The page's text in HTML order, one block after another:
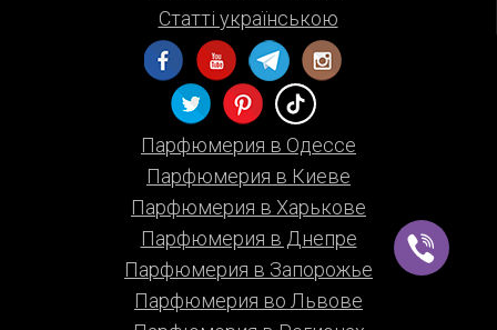
Статті українською
Парфюмерия в Одессе
Парфюмерия в Киеве
Парфюмерия в Харькове
Парфюмерия в Днепре
Парфюмерия в Запорожье
Парфюмерия во Львове